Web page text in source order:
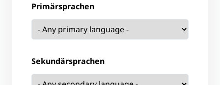
Primärsprachen
Sekundärsprachen